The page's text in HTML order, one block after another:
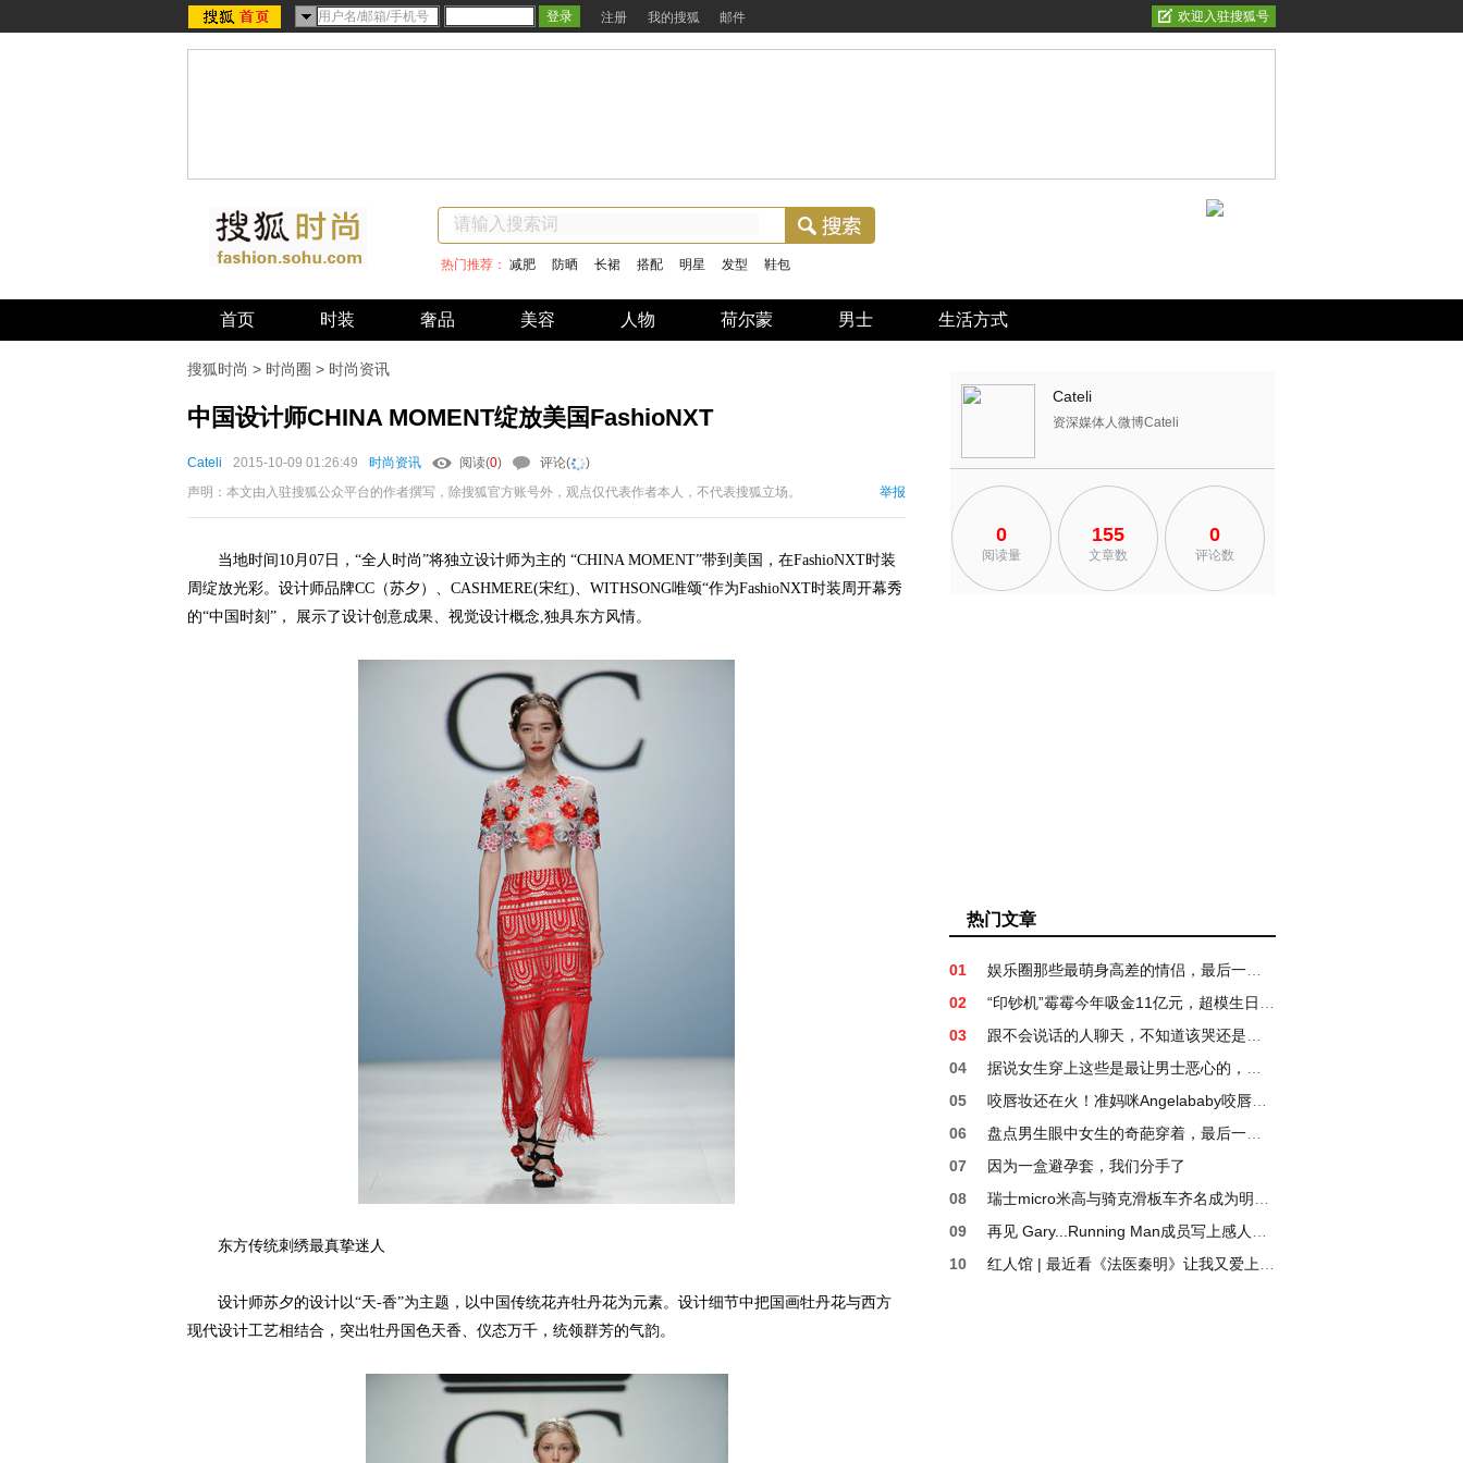
注册 我的搜狐 邮件 欢迎入驻搜狐号
热门推荐： 减肥 防晒 长裙 搭配 明星 发型 鞋包
首页 时装 奢品 美容 人物 荷尔蒙 男士 生活方式
搜狐时尚 > 时尚圈 > 时尚资讯
中国设计师CHINA MOMENT绽放美国FashioNXT
Cateli 2015-10-09 01:26:49 时尚资讯 阅读(0) 评论(
)
声明：本文由入驻搜狐公众平台的作者撰写，除搜狐官方账号外，观点仅代表作者本人，不代表搜狐立场。
举报
当地时间10月07日，“全人时尚”将独立设计师为主的 “CHINA MOMENT”带到美国，在FashioNXT时装
周绽放光彩。设计师品牌CC（苏夕）、CASHMERE(宋红)、WITHSONG唯颂“作为FashioNXT时装周开幕秀
的“中国时刻”， 展示了设计创意成果、视觉设计概念,独具东方风情。
东方传统刺绣最真挚迷人
设计师苏夕的设计以“天-香”为主题，以中国传统花卉牡丹花为元素。设计细节中把国画牡丹花与西方
现代设计工艺相结合，突出牡丹国色天香、仪态万千，统领群芳的气韵。
Cateli
资深媒体人微博Cateli
0
阅读量
155
文章数
0
评论数
热门文章
01
娱乐圈那些最萌身高差的情侣，最后一对无可复制！
02
“印钞机”霉霉今年吸金11亿元，超模生日趴辣眼睛
03
跟不会说话的人聊天，不知道该哭还是该笑！
04
据说女生穿上这些是最让男士恶心的，看看你中了吗
05
咬唇妆还在火！准妈咪Angelababy咬唇妆惊艳全场！
06
盘点男生眼中女生的奇葩穿着，最后一个好吃惊！
07
因为一盒避孕套，我们分手了
08
瑞士micro米高与骑克滑板车齐名成为明星宝宝新宠
09
再见 Gary...Running Man成员写上感人道別信，泪别狗哥
10
红人馆 | 最近看《法医秦明》让我又爱上了可爱的焦俊艳